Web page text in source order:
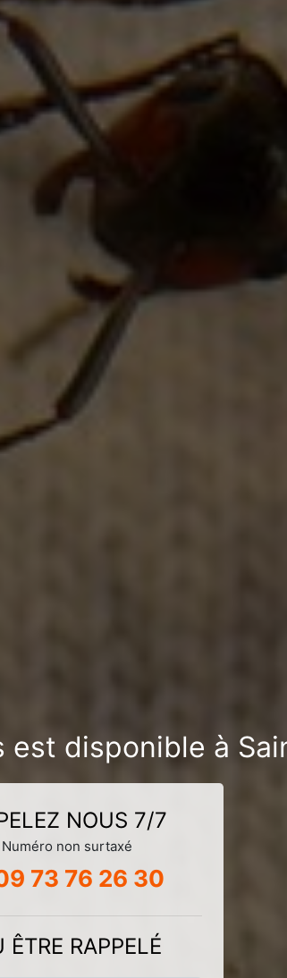
disponible à
NOUS 7/7
Numéro non surtaxé
73 76 26 30
ÊTRE RAPPELÉ